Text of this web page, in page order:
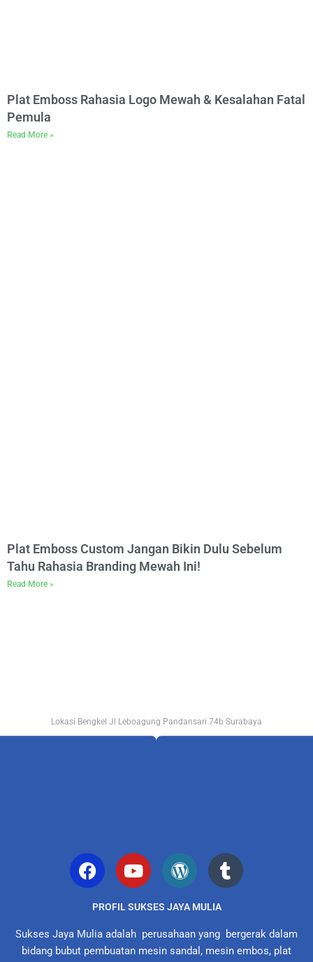
Plat Emboss Rahasia Logo Mewah & Kesalahan Fatal
Pemula
Read More »
Plat Emboss Custom Jangan Bikin Dulu Sebelum
Tahu Rahasia Branding Mewah Ini!
Read More »
Lokasi Bengkel Jl Leboagung Pandansari 74b Surabaya
PROFIL SUKSES JAYA MULIA
Sukses Jaya Mulia adalah perusahaan yang bergerak dalam
bidang bubut pembuatan mesin sandal, mesin embos, plat